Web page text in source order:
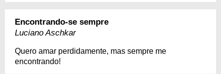
Encontrando-se sempre
Luciano Aschkar
Quero amar perdidamente, mas sempre me
encontrando!